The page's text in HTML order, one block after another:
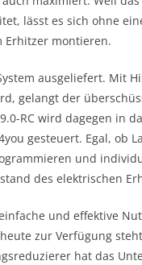
lässt es sich ohne
Erhitzer montieren.
ausgeliefert. Mit
gelangt der
RC wird dagegen in
gesteuert. Egal, ob
und
des elektrischen
und effektive
zur Verfügung
hat das